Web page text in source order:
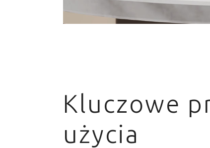
Kluczowe
użycia